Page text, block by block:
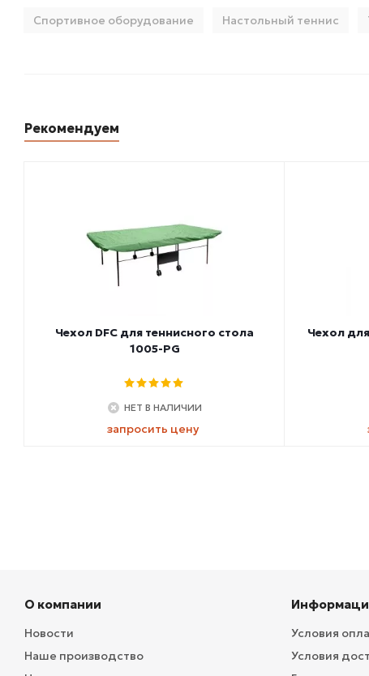
Спортивное оборудование Настольный теннис
Рекомендуем
Чехол DFC для теннисного стола
1005-PG
НЕТ В НАЛИЧИИ
запросить цену
Чехол
О компании
Новости
Наше производство
Условия
Условия